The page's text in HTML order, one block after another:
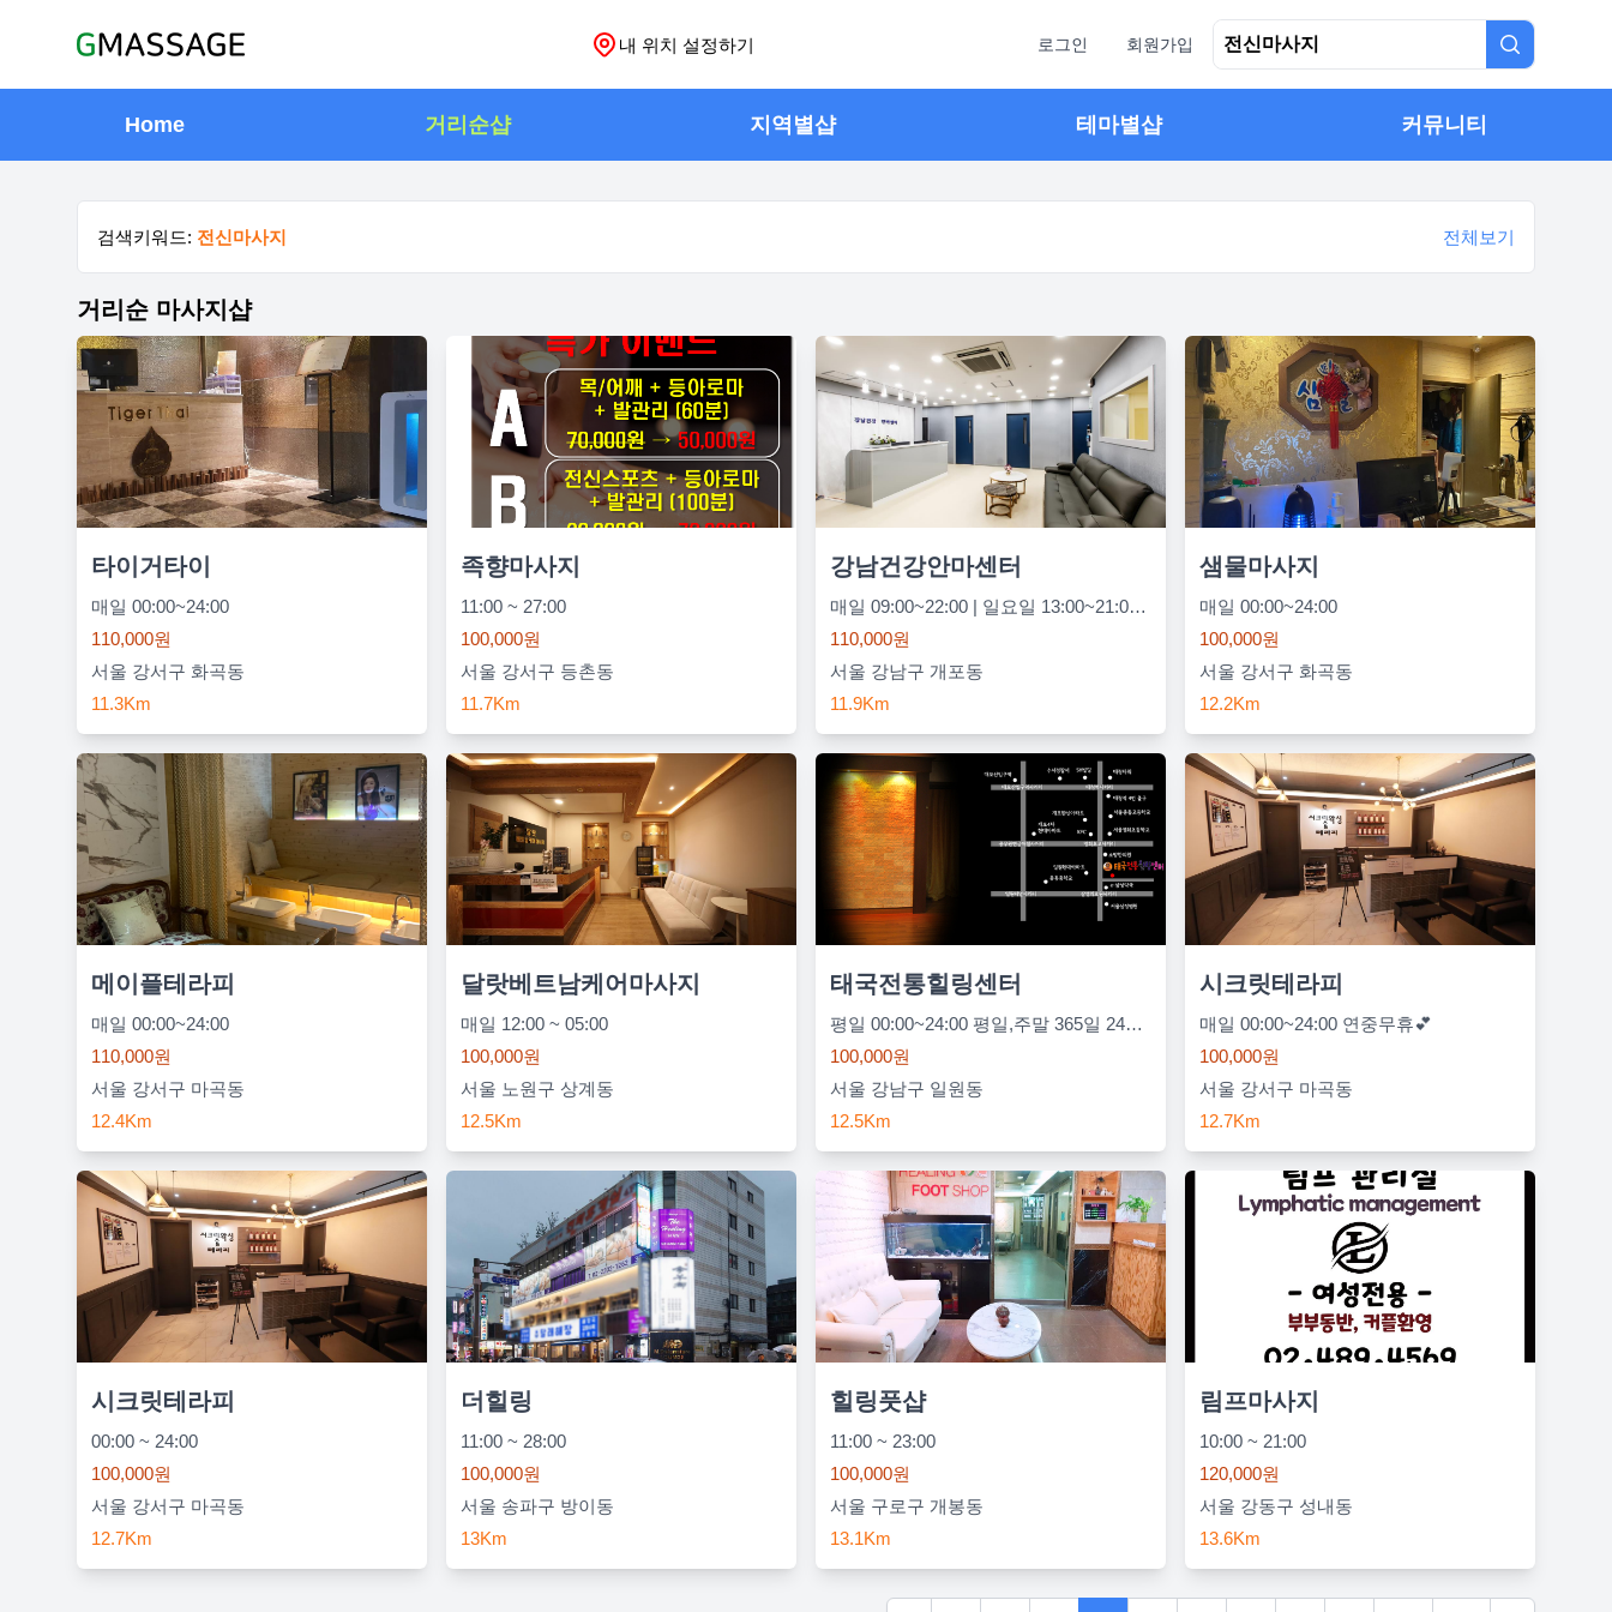
내 위치 설정하기 로그인 회원가입
Home 거리순샵 지역별샵 테마별샵 커뮤니티
검색키워드: 전신마사지 전체보기
거리순 마사지샵
타이거타이
매일 00:00~24:00
110,000원
서울 강서구 화곡동
11.3Km
족향마사지
11:00 ~ 27:00
100,000원
서울 강서구 등촌동
11.7Km
강남건강안마센터
매일 09:00~22:00 | 일요일 13:00~21:00 | 공휴일 09:00~22:00
110,000원
서울 강남구 개포동
11.9Km
샘물마사지
매일 00:00~24:00
100,000원
서울 강서구 화곡동
12.2Km
메이플테라피
매일 00:00~24:00
110,000원
서울 강서구 마곡동
12.4Km
달랏베트남케어마사지
매일 12:00 ~ 05:00
100,000원
서울 노원구 상계동
12.5Km
태국전통힐링센터
평일 00:00~24:00 평일,주말 365일 24시간 이용가능 | 주말 00:00~24:00 평일,주말 365일 24시간 이용가능
100,000원
서울 강남구 일원동
12.5Km
시크릿테라피
매일 00:00~24:00 연중무휴💕
100,000원
서울 강서구 마곡동
12.7Km
시크릿테라피
00:00 ~ 24:00
100,000원
서울 강서구 마곡동
12.7Km
더힐링
11:00 ~ 28:00
100,000원
서울 송파구 방이동
13Km
힐링풋샵
11:00 ~ 23:00
100,000원
서울 구로구 개봉동
13.1Km
림프마사지
10:00 ~ 21:00
120,000원
서울 강동구 성내동
13.6Km